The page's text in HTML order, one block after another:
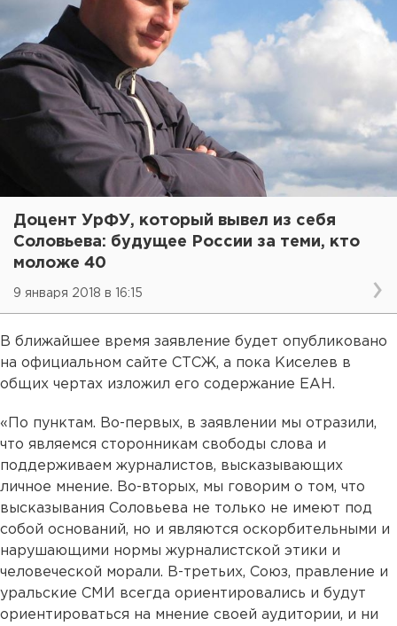
Доцент УрФУ, который вывел из себя
Соловьева: будущее России за теми, кто
моложе 40
9 января 2018 в 16:15
В ближайшее время заявление будет опубликовано
на официальном сайте СТСЖ, а пока Киселев в
общих чертах изложил его содержание ЕАН.
«По пунктам. Во-первых, в заявлении мы отразили,
что являемся сторонникам свободы слова и
поддерживаем журналистов, высказывающих
личное мнение. Во-вторых, мы говорим о том, что
высказывания Cоловьева не только не имеют под
собой оснований, но и являются оскорбительными и
нарушающими нормы журналистской этики и
человеческой морали. В-третьих, Союз, правление и
уральские СМИ всегда ориентировались и будут
ориентироваться на мнение своей аудитории, и ни